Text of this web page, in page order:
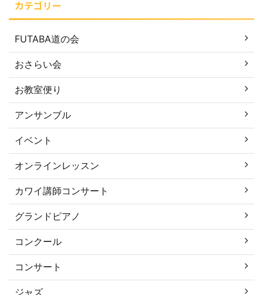
カテゴリー
FUTABA道の会
おさらい会
お教室便り
アンサンブル
イベント
オンラインレッスン
カワイ講師コンサート
グランドピアノ
コンクール
コンサート
ジャズ